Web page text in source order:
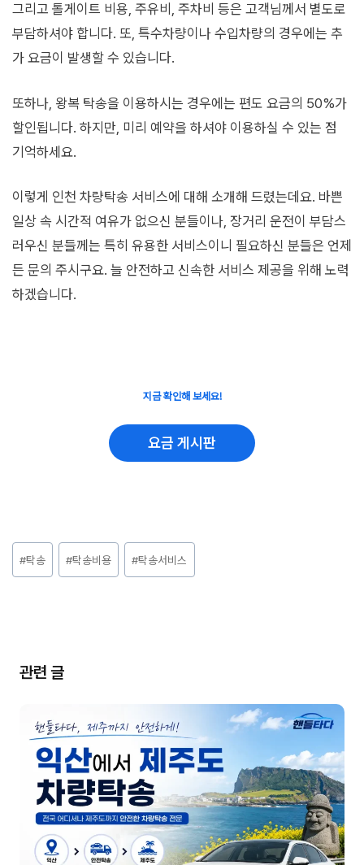
그리고 톨게이트 비용, 주유비, 주차비 등은 고객님께서 별도로
부담하셔야 합니다. 또, 특수차량이나 수입차량의 경우에는 추
가 요금이 발생할 수 있습니다.
또하나, 왕복 탁송을 이용하시는 경우에는 편도 요금의 50%가
할인됩니다. 하지만, 미리 예약을 하셔야 이용하실 수 있는 점
기억하세요.
이렇게 인천 차량탁송 서비스에 대해 소개해 드렸는데요. 바쁜
일상 속 시간적 여유가 없으신 분들이나, 장거리 운전이 부담스
러우신 분들께는 특히 유용한 서비스이니 필요하신 분들은 언제
든 문의 주시구요. 늘 안전하고 신속한 서비스 제공을 위해 노력
하겠습니다.
지금 확인해 보세요!
요금 게시판
Post
Tags:
#탁송 #탁송비용 #탁송서비스
관련 글